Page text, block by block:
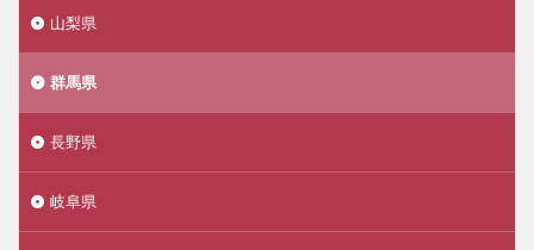
山梨県
群馬県
長野県
岐阜県